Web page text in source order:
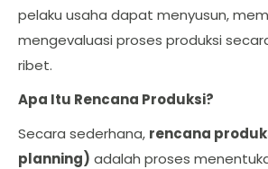
pelaku usaha dapat menyusun,
mengevaluasi proses produksi
ribet.
Apa Itu Rencana Produksi?
Secara sederhana, rencana
planning) adalah proses